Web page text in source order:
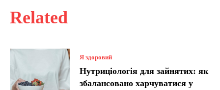
Related
Я здоровий
Нутриціологія для зайнятих: як
збалансовано харчуватися у